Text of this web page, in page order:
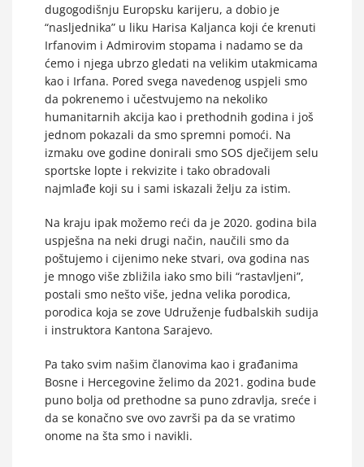
dugogodišnju Europsku karijeru, a dobio je
“nasljednika” u liku Harisa Kaljanca koji će krenuti
Irfanovim i Admirovim stopama i nadamo se da
ćemo i njega ubrzo gledati na velikim utakmicama
kao i Irfana. Pored svega navedenog uspjeli smo
da pokrenemo i učestvujemo na nekoliko
humanitarnih akcija kao i prethodnih godina i još
jednom pokazali da smo spremni pomoći. Na
izmaku ove godine donirali smo SOS dječijem selu
sportske lopte i rekvizite i tako obradovali
najmlađe koji su i sami iskazali želju za istim.
Na kraju ipak možemo reći da je 2020. godina bila
uspješna na neki drugi način, naučili smo da
poštujemo i cijenimo neke stvari, ova godina nas
je mnogo više zbližila iako smo bili “rastavljeni”,
postali smo nešto više, jedna velika porodica,
porodica koja se zove Udruženje fudbalskih sudija
i instruktora Kantona Sarajevo.
Pa tako svim našim članovima kao i građanima
Bosne i Hercegovine želimo da 2021. godina bude
puno bolja od prethodne sa puno zdravlja, sreće i
da se konačno sve ovo završi pa da se vratimo
onome na šta smo i navikli.